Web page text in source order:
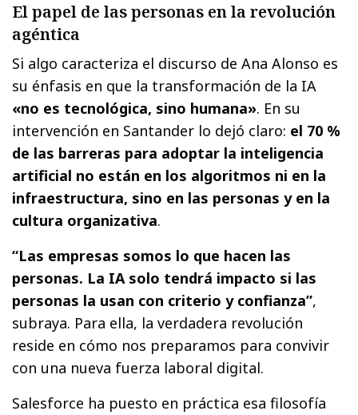
El papel de las personas en la revolución
agéntica
Si algo caracteriza el discurso de Ana Alonso es
su énfasis en que la transformación de la IA
«no es tecnológica, sino humana». En su
intervención en Santander lo dejó claro: el 70 %
de las barreras para adoptar la inteligencia
artificial no están en los algoritmos ni en la
infraestructura, sino en las personas y en la
cultura organizativa.
“Las empresas somos lo que hacen las
personas. La IA solo tendrá impacto si las
personas la usan con criterio y confianza”,
subraya. Para ella, la verdadera revolución
reside en cómo nos preparamos para convivir
con una nueva fuerza laboral digital.
Salesforce ha puesto en práctica esa filosofía